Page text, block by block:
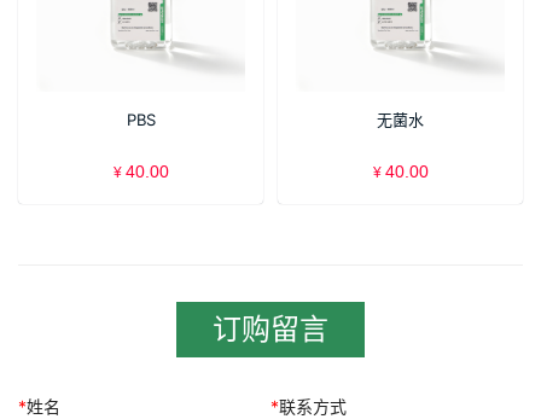
PBS
¥ 40.00
无菌水
¥ 40.00
订购留言
*姓名 *联系方式